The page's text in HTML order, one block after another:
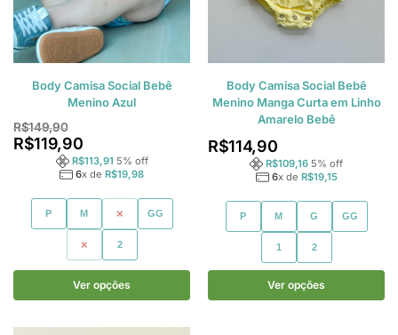
Body Camisa Social Bebê
Menino Azul
R$149,90
R$119,90
R$113,91 5% off
6x de R$19,98
P M G GG
1 2
Ver opções
Body Camisa Social Bebê
Menino Manga Curta em Linho
Amarelo Bebê
R$114,90
R$109,16 5% off
6x de R$19,15
P M G GG
1 2
Ver opções